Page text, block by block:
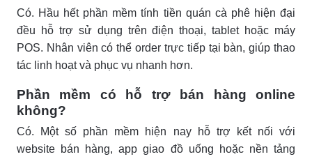
Có. Hầu hết phần mềm tính tiền quán cà phê hiện đại
đều hỗ trợ sử dụng trên điện thoại, tablet hoặc máy
POS. Nhân viên có thể order trực tiếp tại bàn, giúp thao
tác linh hoạt và phục vụ nhanh hơn.
Phần mềm có hỗ trợ bán hàng online
không?
Có. Một số phần mềm hiện nay hỗ trợ kết nối với
website bán hàng, app giao đồ uống hoặc nền tảng